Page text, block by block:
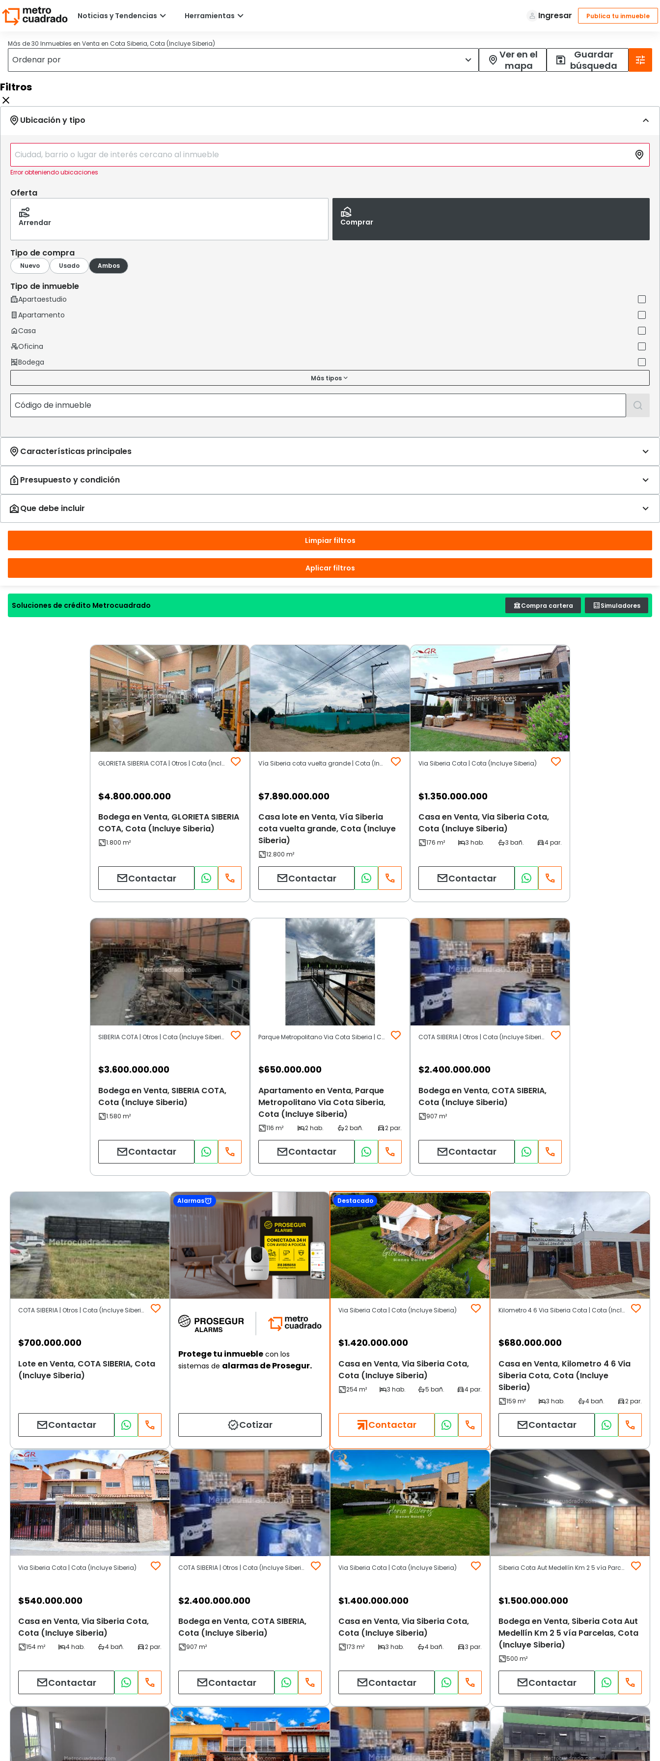
Más de 30 Inmuebles en Venta en Cota Siberia, Cota (Incluye Siberia)
Ver en el
mapa
Guardar
búsqueda
Filtros
Error obteniendo ubicaciones
Oferta
Arrendar Comprar
Tipo de compra
Tipo de inmueble
Más tipos
Limpiar filtros
Aplicar filtros
Soluciones de crédito Metrocuadrado Compra cartera Simuladores
GLORIETA SIBERIA COTA | Otros | Cota (Incluye Siberia)
$4.800.000.000
Bodega en Venta, GLORIETA SIBERIA
COTA, Cota (Incluye Siberia)
Contactar
Vía Siberia cota vuelta grande | Cota (Incluye Siberia)
$7.890.000.000
Casa lote en Venta, Vía Siberia
cota vuelta grande, Cota (Incluye
Siberia)
Contactar
Via Siberia Cota | Cota (Incluye Siberia)
$1.350.000.000
Casa en Venta, Via Siberia Cota,
Cota (Incluye Siberia)
Contactar
SIBERIA COTA | Otros | Cota (Incluye Siberia)
$3.600.000.000
Bodega en Venta, SIBERIA COTA,
Cota (Incluye Siberia)
Contactar
Parque Metropolitano Via Cota Siberia | Cota (Incluye Siberia)
$650.000.000
Apartamento en Venta, Parque
Metropolitano Via Cota Siberia,
Cota (Incluye Siberia)
Contactar
COTA SIBERIA | Otros | Cota (Incluye Siberia)
$2.400.000.000
Bodega en Venta, COTA SIBERIA,
Cota (Incluye Siberia)
Contactar
COTA SIBERIA | Otros | Cota (Incluye Siberia)
$700.000.000
Lote en Venta, COTA SIBERIA, Cota
(Incluye Siberia)
Contactar
Alarmas
Protege tu inmueble con los
sistemas de alarmas de Prosegur.
Cotizar
Destacado
Via Siberia Cota | Cota (Incluye Siberia)
$1.420.000.000
Casa en Venta, Via Siberia Cota,
Cota (Incluye Siberia)
Contactar
Kilometro 4 6 Via Siberia Cota | Cota (Incluye Siberia)
$680.000.000
Casa en Venta, Kilometro 4 6 Via
Siberia Cota, Cota (Incluye
Siberia)
Contactar
Via Siberia Cota | Cota (Incluye Siberia)
$540.000.000
Casa en Venta, Via Siberia Cota,
Cota (Incluye Siberia)
Contactar
COTA SIBERIA | Otros | Cota (Incluye Siberia)
$2.400.000.000
Bodega en Venta, COTA SIBERIA,
Cota (Incluye Siberia)
Contactar
Via Siberia Cota | Cota (Incluye Siberia)
$1.400.000.000
Casa en Venta, Via Siberia Cota,
Cota (Incluye Siberia)
Contactar
Siberia Cota Aut Medellín Km 2 5 vía Parcelas | Otros | Cota (Incluye Siberia)
$1.500.000.000
Bodega en Venta, Siberia Cota Aut
Medellín Km 2 5 vía Parcelas, Cota
(Incluye Siberia)
Contactar